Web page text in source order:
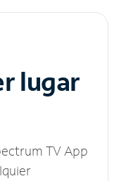
lugar
TV App